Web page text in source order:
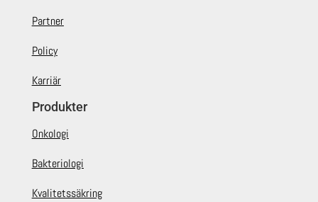
Partner
Policy
Karriär
Produkter
Onkologi
Bakteriologi
Kvalitetssäkring